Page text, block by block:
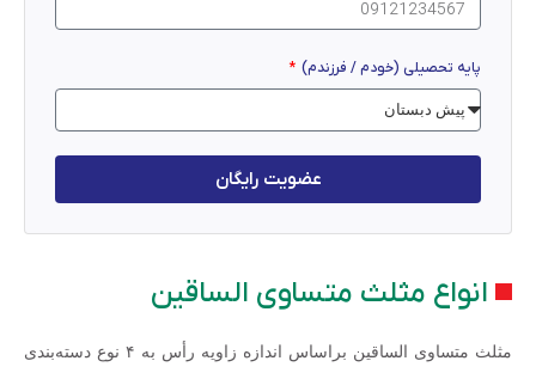
پایه تحصیلی (خودم / فرزندم)
عضویت رایگان
انواع مثلث متساوی الساقین
مثلث متساوی الساقین براساس اندازه زاویه رأس به ۴ نوع دسته‌بندی